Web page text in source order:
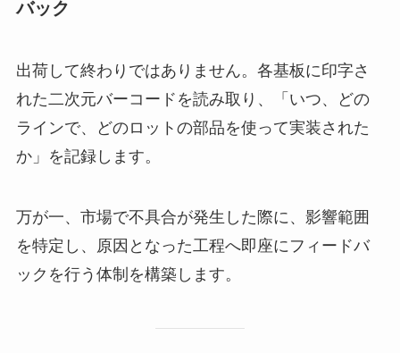
バック
出荷して終わりではありません。各基板に印字さ
れた二次元バーコードを読み取り、「いつ、どの
ラインで、どのロットの部品を使って実装された
か」を記録します。
万が一、市場で不具合が発生した際に、影響範囲
を特定し、原因となった工程へ即座にフィードバ
ックを行う体制を構築します。